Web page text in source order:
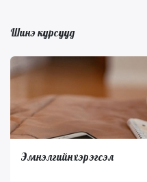
Шинэ курсууд
Эмнэлгийн хэрэгсэл